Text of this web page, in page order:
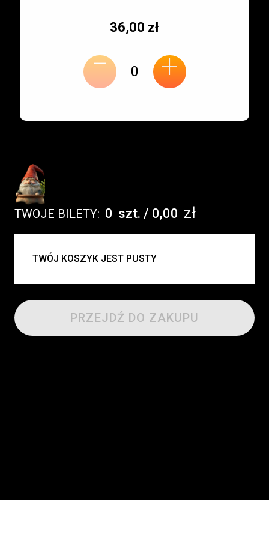
biletu:
Typ
Cena
36,00 zł
- +
TWOJE BILETY: 0 szt. / 0,00 zł
UWAGA:
TWÓJ KOSZYK JEST PUSTY
PRZEJDŹ DO ZAKUPU